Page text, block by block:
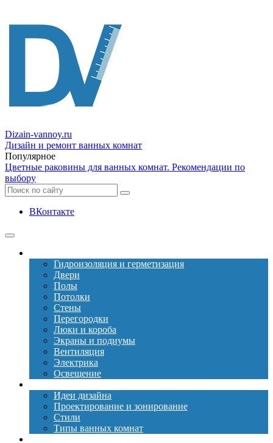
Dizain-vannoy.ru
Дизайн и ремонт ванных комнат
Популярное
Цветные раковины для ванных комнат. Рекомендации по
выбору
ВКонтакте
Гидроизоляция и герметизация
Двери
Полы
Потолки
Стены
Перегородки
Люки и короба
Экраны и подиумы
Вентиляция
Электрика
Освещение
Идеи дизайна
Проектирование и зонирование
Стили
Типы ванных комнат